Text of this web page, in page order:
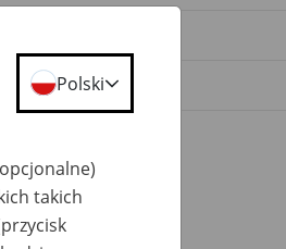
Polski
takich